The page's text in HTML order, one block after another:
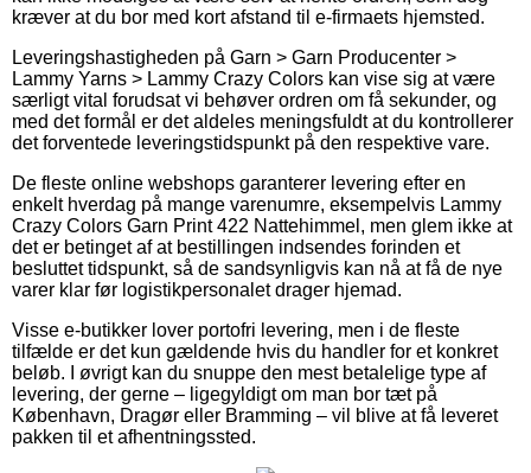
kræver at du bor med kort afstand til e-firmaets hjemsted.
Leveringshastigheden på Garn > Garn Producenter >
Lammy Yarns > Lammy Crazy Colors kan vise sig at være
særligt vital forudsat vi behøver ordren om få sekunder, og
med det formål er det aldeles meningsfuldt at du kontrollerer
det forventede leveringstidspunkt på den respektive vare.
De fleste online webshops garanterer levering efter en
enkelt hverdag på mange varenumre, eksempelvis Lammy
Crazy Colors Garn Print 422 Nattehimmel, men glem ikke at
det er betinget af at bestillingen indsendes forinden et
besluttet tidspunkt, så de sandsynligvis kan nå at få de nye
varer klar før logistikpersonalet drager hjemad.
Visse e-butikker lover portofri levering, men i de fleste
tilfælde er det kun gældende hvis du handler for et konkret
beløb. I øvrigt kan du snuppe den mest betalelige type af
levering, der gerne – ligegyldigt om man bor tæt på
København, Dragør eller Bramming – vil blive at få leveret
pakken til et afhentningssted.